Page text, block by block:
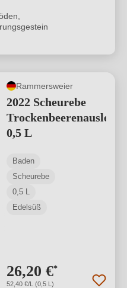
Rammersweier
2022 Scheurebe
Trockenbeerenauslese
0,5 L
Baden
Scheurebe
0,5 L
Edelsüß
26,20 €*
52,40 €/L (0,5 L)